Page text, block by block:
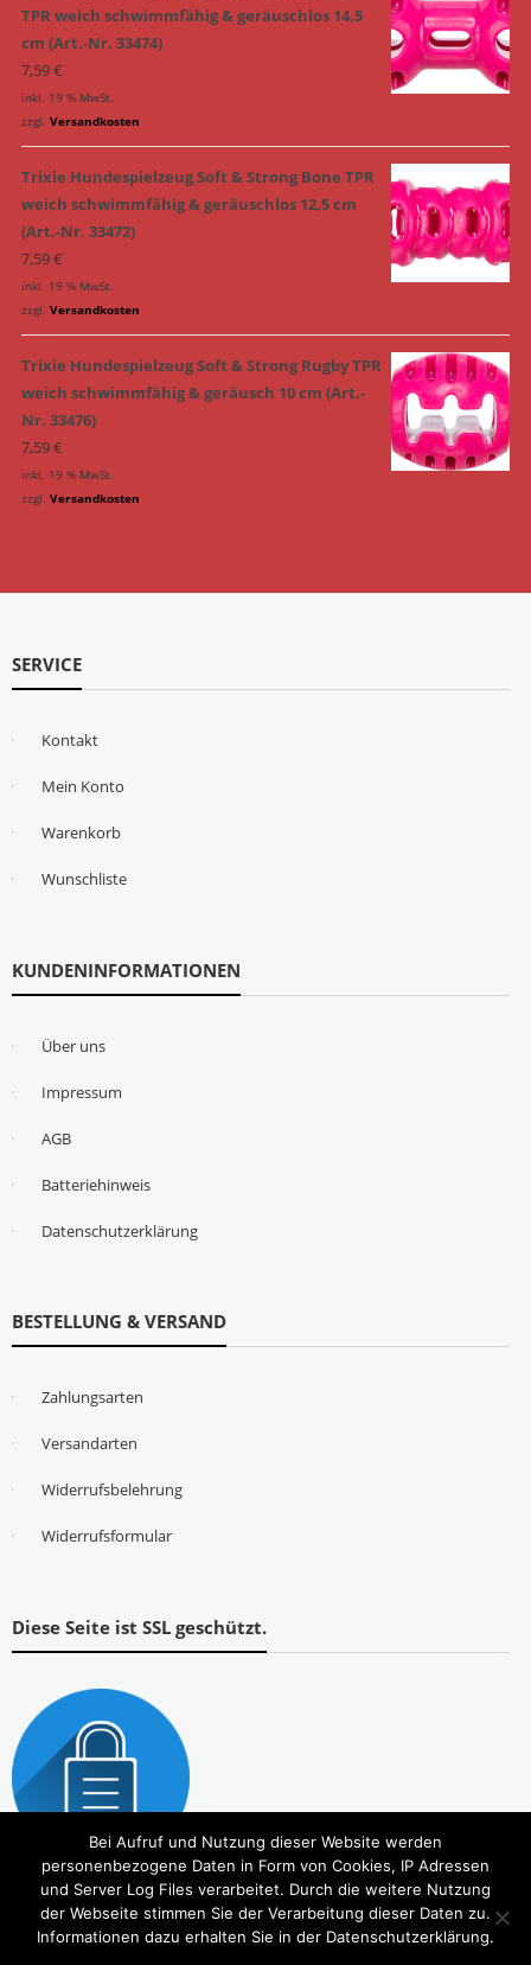
TPR weich schwimmfähig & geräuschlos 14,5
cm (Art.-Nr. 33474)
7,59€
inkl. 19 % MwSt.
zzgl. Versandkosten
Trixie Hundespielzeug Soft & Strong Bone TPR
weich schwimmfähig & geräuschlos 12,5 cm
(Art.-Nr. 33472)
7,59€
inkl. 19 % MwSt.
zzgl. Versandkosten
Trixie Hundespielzeug Soft & Strong Rugby TPR
weich schwimmfähig & geräusch 10 cm (Art.-
Nr. 33476)
7,59€
inkl. 19 % MwSt.
zzgl. Versandkosten
SERVICE
Kontakt
Mein Konto
Warenkorb
Wunschliste
KUNDENINFORMATIONEN
Über uns
Impressum
AGB
Batteriehinweis
Datenschutzerklärung
BESTELLUNG & VERSAND
Zahlungsarten
Versandarten
Widerrufsbelehrung
Widerrufsformular
Diese Seite ist SSL geschützt.
Bei Aufruf und Nutzung dieser Website werden
personenbezogene Daten in Form von Cookies, IP Adressen
und Server Log Files verarbeitet. Durch die weitere Nutzung
der Webseite stimmen Sie der Verarbeitung dieser Daten zu.
Informationen dazu erhalten Sie in der Datenschutzerklärung.